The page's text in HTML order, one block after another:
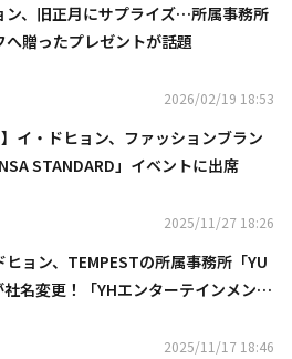
ン、旧正月にサプライズ…所属事務所
へ贈ったプレゼントが話題
2026/02/19 18:53
】イ・ドヒョン、ファッションブラン
STANDARD」イベントに出席
2025/11/27 18:26
ヒョン、TEMPESTの所属事務所「YU
社名変更！「YHエンターテインメン
2025/11/17 18:46